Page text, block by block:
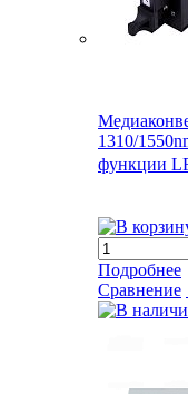
1310/
функции
Подробнее
Сравнение